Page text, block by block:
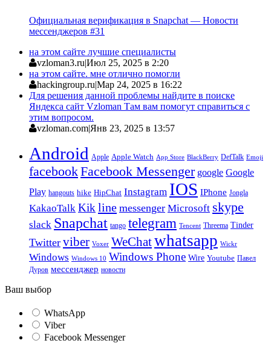
Официальная верификация в Snapchat — Новости
мессенджеров #31
на этом сайте лучшие специалисты
vzloman3.ru|Июл 25, 2025 в 2:20
на этом сайте. мне отлично помогли
hackingroup.ru|Мар 24, 2025 в 16:22
Для решения данной проблемы найдите в поиске
Яндекса сайт Vzloman Там вам помогут справиться с
этим вопросом.
vzloman.com|Янв 23, 2025 в 13:57
Android Apple Apple Watch App Store BlackBerry DefTalk Emoji
facebookFacebook Messenger google Google
Play hangouts hike HipChat Instagram IOS IPhone Jongla
KakaoTalk Kik line messenger Microsoft skype
slack Snapchat tango telegram Tencent Threema Tinder
Twitter viber Voxer WeChatwhatsapp Wickr
Windows Windows 10 Windows Phone Wire Youtube Павел
Дуров мессенджер новости
Ваш выбор
WhatsApp
Viber
Facebook Messenger